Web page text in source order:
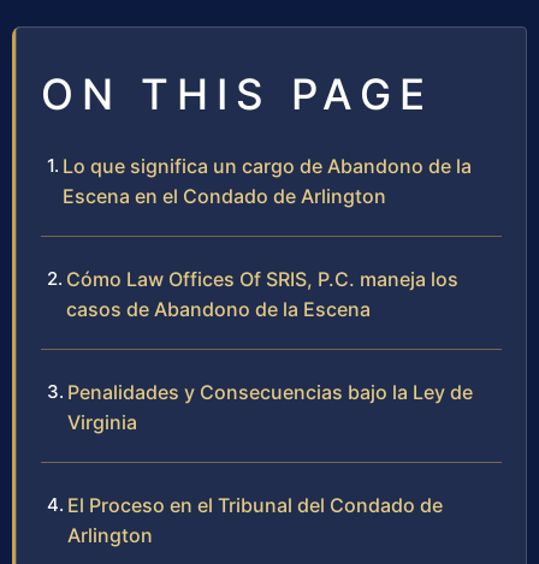
ON THIS PAGE
Lo que significa un cargo de Abandono de la
Escena en el Condado de Arlington
Cómo Law Offices Of SRIS, P.C. maneja los
casos de Abandono de la Escena
Penalidades y Consecuencias bajo la Ley de
Virginia
El Proceso en el Tribunal del Condado de
Arlington